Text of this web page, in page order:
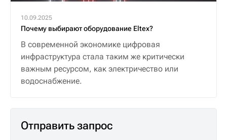
10.09.2025
Почему выбирают оборудование Eltex?
В современной экономике цифровая
инфраструктура стала таким же критически
важным ресурсом, как электричество или
водоснабжение.
Отправить запрос